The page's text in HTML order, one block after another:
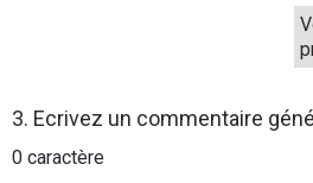
3. Ecrivez un commentaire
0 caractère